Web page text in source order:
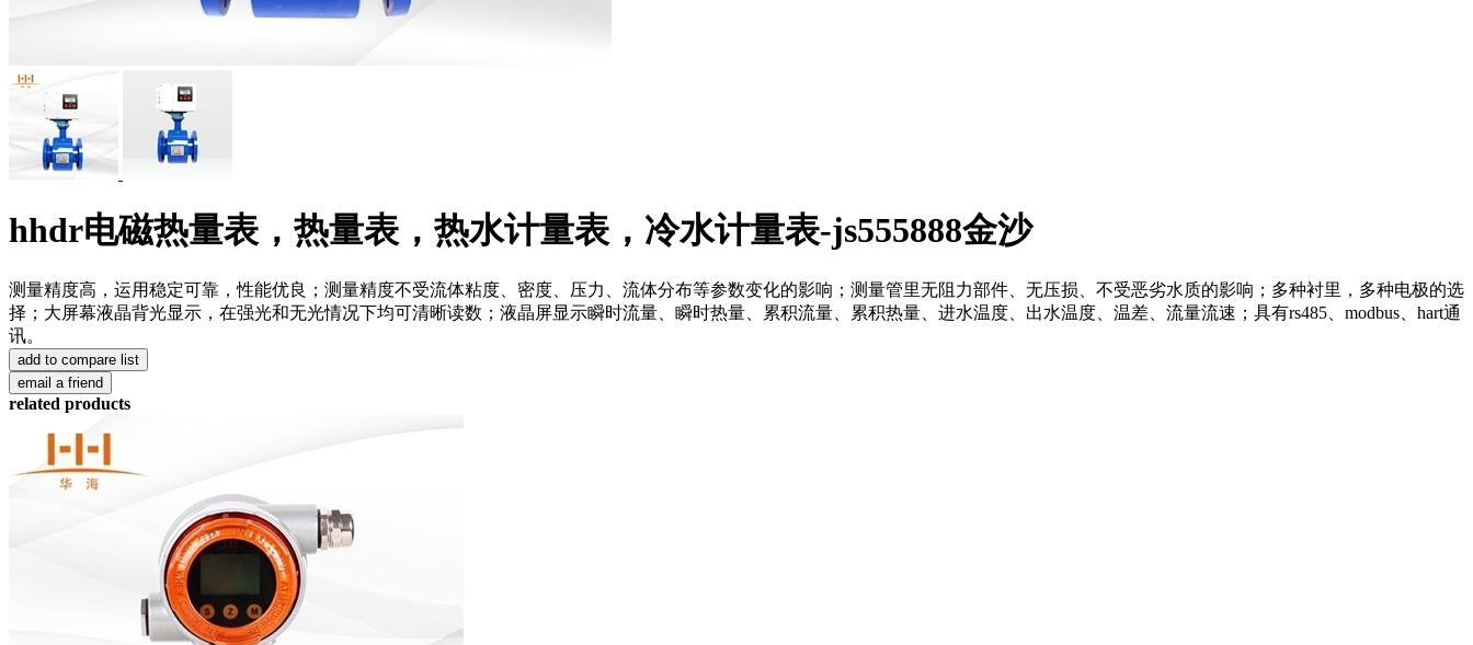
hhdr电磁热量表，热量表，热水计量表，冷水计量表-js555888金沙
测量精度高，运用稳定可靠，性能优良；测量精度不受流体粘度、密度、压力、流体分布等参数变化的影响；测量管里无阻力部件、无压损、不受恶劣水质的影响；多种衬里，多种电极的选
择；大屏幕液晶背光显示，在强光和无光情况下均可清晰读数；液晶屏显示瞬时流量、瞬时热量、累积流量、累积热量、进水温度、出水温度、温差、流量流速；具有rs485、modbus、hart通
讯。
related products